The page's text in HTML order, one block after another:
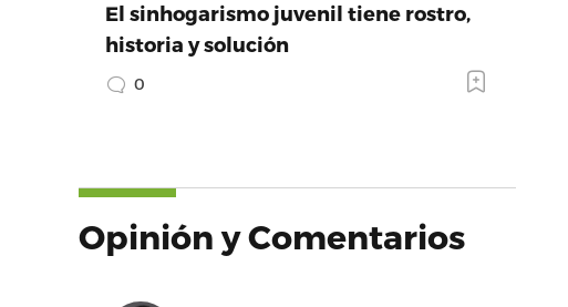
El sinhogarismo juvenil tiene rostro,
historia y solución
0
Opinión y Comentarios